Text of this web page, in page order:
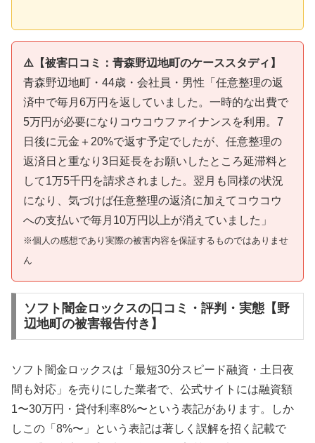
⚠️【被害口コミ：青森野辺地町のケーススタディ】
青森野辺地町・44歳・会社員・男性「任意整理の返
済中で毎月6万円を返していました。一時的な出費で
5万円が必要になりコウコウファイナンスを利用。7
日後に元金＋20%で返す予定でしたが、任意整理の
返済日と重なり3日延長をお願いしたところ延滞料と
して1万5千円を請求されました。翌月も同様の状況
になり、気づけば任意整理の返済に加えてコウコウ
への支払いで毎月10万円以上が消えていました」
※個人の感想であり実際の被害内容を保証するものではありませ
ん
ソフト闇金ロックスの口コミ・評判・実態【野
辺地町の被害報告付き】
ソフト闇金ロックスは「最短30分スピード融資・土日夜
間も対応」を売りにした業者で、公式サイトには融資額
1〜30万円・貸付利率8%〜という表記があります。しか
しこの「8%〜」という表記は著しく誤解を招く記載で